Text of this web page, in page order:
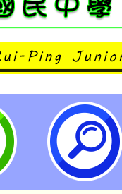
水保護電
園市立瑞